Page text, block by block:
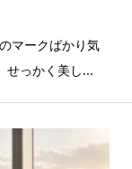
マークばかり気
せっかく美し...